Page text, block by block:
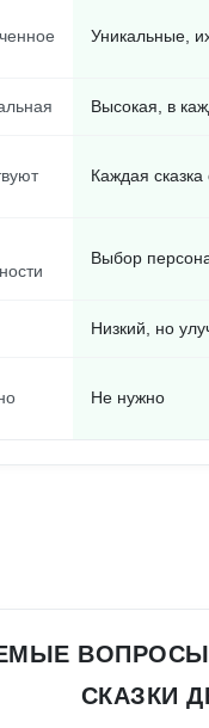
Уникальные,
Высокая, в
Каждая
Выбор
Низкий, но
Не нужно
СКАЗКИ